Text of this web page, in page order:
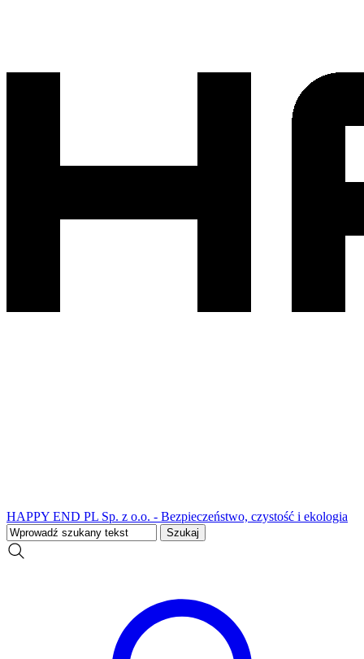
HAPPY END PL Sp. z o.o. - Bezpieczeństwo, czystość i ekologia